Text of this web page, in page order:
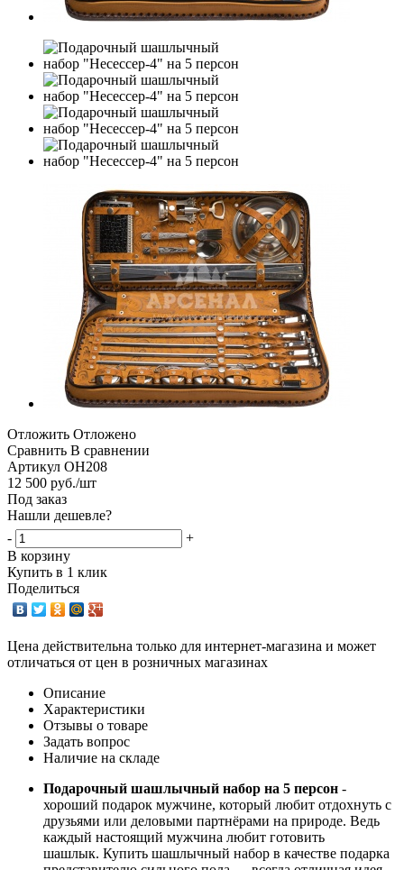
Отложить Отложено
Сравнить В сравнении
Артикул ОН208
12 500 руб./шт
Под заказ
Нашли дешевле?
-
+
В корзину
Купить в 1 клик
Поделиться
Цена действительна только для интернет-магазина и может
отличаться от цен в розничных магазинах
Описание
Характеристики
Отзывы о товаре
Задать вопрос
Наличие на складе
Подарочный шашлычный набор на 5 персон -
хороший подарок мужчине, который любит отдохнуть с
друзьями или деловыми партнёрами на природе. Ведь
каждый настоящий мужчина любит готовить
шашлык. Купить шашлычный набор в качестве подарка